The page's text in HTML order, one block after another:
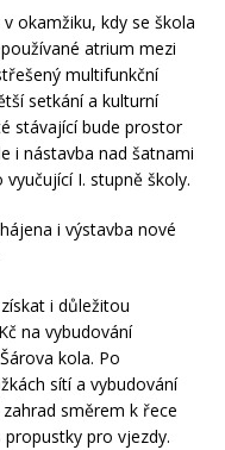
okamžiku, kdy se škola
atrium mezi
multifunkční
setkání a kulturní
stávající bude prostor
i nástavba nad šatnami
I. stupně školy.
i výstavba nové
i důležitou
na vybudování
kola. Po
sítí a vybudování
směrem k řece
pro vjezdy.